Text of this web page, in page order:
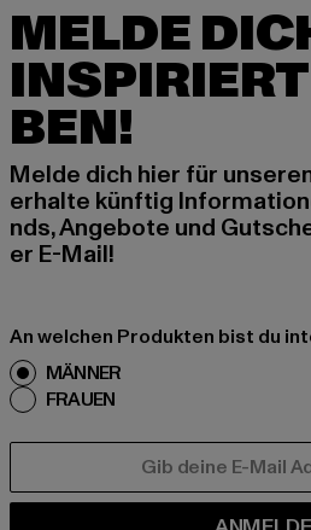
MELDE
BEN!
Melde dich hier für
erhalte künftig
nds, Angebote und
er E-Mail!
An welchen Produkten bist du
MÄNNER
FRAUEN